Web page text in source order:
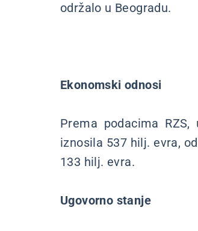
održalo u Beogradu.
Ekonomski odnosi
Prema podacima
iznosila 537 hilj. evra,
133 hilj. evra.
Ugovorno stanje